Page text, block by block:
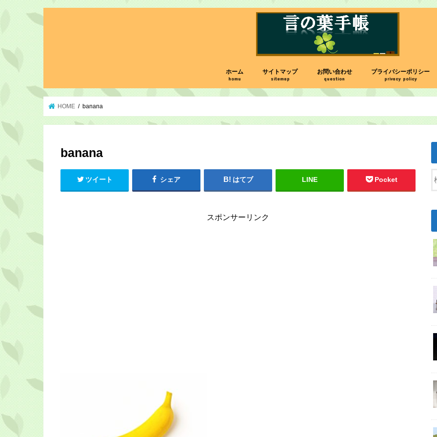
ホーム
homu
サイトマップ
sitemap
お問い合わせ
question
プライバシーポリシー
privacy policy
HOME banana
banana
ツイート シェア はてブ LINE Pocket
スポンサーリンク